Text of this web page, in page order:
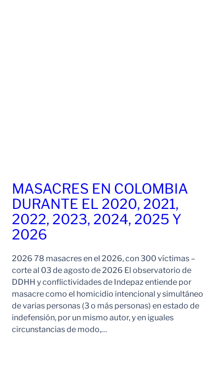
MASACRES EN COLOMBIA
DURANTE EL 2020, 2021,
2022, 2023, 2024, 2025 Y
2026
2026 78 masacres en el 2026, con 300 víctimas –
corte al 03 de agosto de 2026 El observatorio de
DDHH y conflictividades de Indepaz entiende por
masacre como el homicidio intencional y simultáneo
de varias personas (3 o más personas) en estado de
indefensión, por un mismo autor, y en iguales
circunstancias de modo,…